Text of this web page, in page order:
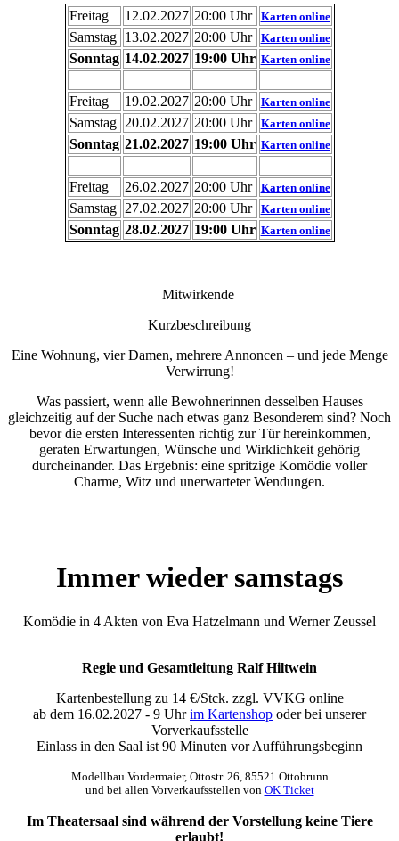
Freitag 12.02.2027 20:00 Uhr Karten online
Samstag 13.02.2027 20:00 Uhr Karten online
Sonntag 14.02.2027 19:00 Uhr Karten online
Freitag 19.02.2027 20:00 Uhr Karten online
Samstag 20.02.2027 20:00 Uhr Karten online
Sonntag 21.02.2027 19:00 Uhr Karten online
Freitag 26.02.2027 20:00 Uhr Karten online
Samstag 27.02.2027 20:00 Uhr Karten online
Sonntag 28.02.2027 19:00 Uhr Karten online
Mitwirkende
Kurzbeschreibung
Eine Wohnung, vier Damen, mehrere Annoncen – und jede Menge
Verwirrung!
Was passiert, wenn alle Bewohnerinnen desselben Hauses
gleichzeitig auf der Suche nach etwas ganz Besonderem sind? Noch
bevor die ersten Interessenten richtig zur Tür hereinkommen,
geraten Erwartungen, Wünsche und Wirklichkeit gehörig
durcheinander. Das Ergebnis: eine spritzige Komödie voller
Charme, Witz und unerwarteter Wendungen.
Immer wieder samstags
Komödie in 4 Akten von Eva Hatzelmann und Werner Zeussel
Regie und Gesamtleitung Ralf Hiltwein
Kartenbestellung zu 14 €/Stck. zzgl. VVKG online
ab dem 16.02.2027 - 9 Uhrim Kartenshop oder bei unserer
Vorverkaufsstelle
Einlass in den Saal ist 90 Minuten vor Aufführungsbeginn
Modellbau Vordermaier, Ottostr. 26, 85521 Ottobrunn
und bei allen Vorverkaufsstellen von OK Ticket
Im Theatersaal sind während der Vorstellung keine Tiere
erlaubt!